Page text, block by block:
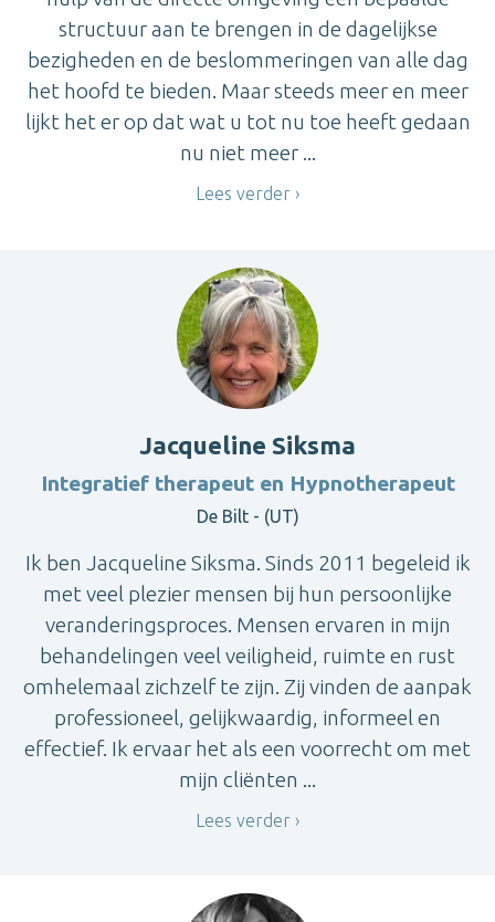
structuur aan te brengen in de dagelijkse
bezigheden en de beslommeringen van alle dag
het hoofd te bieden. Maar steeds meer en meer
lijkt het er op dat wat u tot nu toe heeft gedaan
nu niet meer ...
Lees verder
Jacqueline Siksma
Integratief therapeut en Hypnotherapeut
De Bilt - (UT)
Ik ben Jacqueline Siksma. Sinds 2011 begeleid ik
met veel plezier mensen bij hun persoonlijke
veranderingsproces. Mensen ervaren in mijn
behandelingen veel veiligheid, ruimte en rust
omhelemaal zichzelf te zijn. Zij vinden de aanpak
professioneel, gelijkwaardig, informeel en
effectief. Ik ervaar het als een voorrecht om met
mijn cliënten ...
Lees verder